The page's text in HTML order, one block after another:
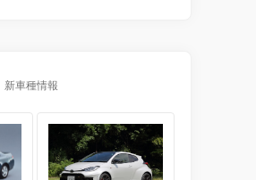
新車種情報